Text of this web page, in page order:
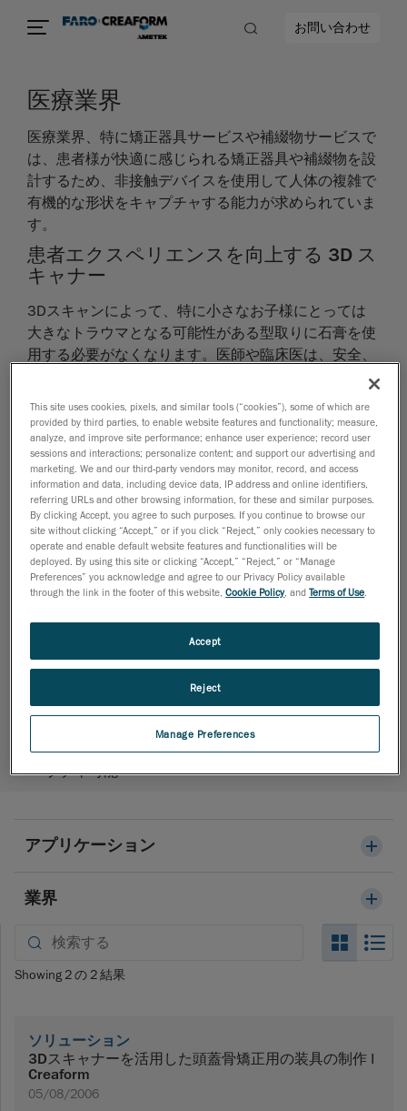
お問い合わせ
医療業界
医療業界、特に矯正器具サービスや補綴物サービスで
は、患者様が快適に感じられる矯正器具や補綴物を設
計するため、非接触デバイスを使用して人体の複雑で
有機的な形状をキャプチャする能力が求められていま
す。
患者エクスペリエンスを向上する 3D ス
キャナー
3Dスキャンによって、特に小さなお子様にとっては
大きなトラウマとなる可能性がある型取りに石膏を使
用する必要がなくなります。医師や臨床医は、安全、
非接触、正確な 3D スキャナーによって、身体部位の
キャプチャから、その形状をソフトウェアに取り込ん
で修正や製作する段階まで、完璧な物理的な形状を簡
単に作成できるようになります。
通常、医師や臨床医は 3D スキャンの専門家ではない
ため、広範なトレーニングを受講することなくすぐに
マスターできる、シンプルな 3D スキャナーとユーザ
ーフレンドリーなソフトウェアを必要としています。
また、3D スキャナーは、どのような環境でも5 分以
内に使用でき、シームレスで患者様の負担が少ないプ
医療業界のための Creaform ソリューション
直感的に学ぶことができ、迅速なセットアップで簡
正確で、物理的な形状を完璧に作成
汎用性が高く、人体の複雑かつ有機的な形状もキャ
プチャ可能
アプリケーション
業界
Showing 2の 2結果
ソリューション
3Dスキャナーを活用した頭蓋骨矯正用の装具の制作 |
Creaform
05/08/2006
This site uses cookies, pixels, and similar tools (“cookies”), some of which are
provided by third parties, to enable website features and functionality; measure,
analyze, and improve site performance; enhance user experience; record user
sessions and interactions; personalize content; and support our advertising and
marketing. We and our third-party vendors may monitor, record, and access
information and data, including device data, IP address and online identifiers,
referring URLs and other browsing information, for these and similar purposes.
By clicking Accept, you agree to such purposes. If you continue to browse our
site without clicking “Accept,” or if you click “Reject,” only cookies necessary to
operate and enable default website features and functionalities will be
deployed. By using this site or clicking “Accept,” “Reject,” or “Manage
Preferences” you acknowledge and agree to our Privacy Policy available
through the link in the footer of this website,Cookie Policy, andTerms of Use
Manage Preferences
Reject
Accept